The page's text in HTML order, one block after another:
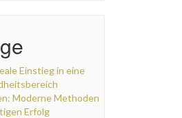
Einstieg in eine
Moderne Methoden
Erfolg